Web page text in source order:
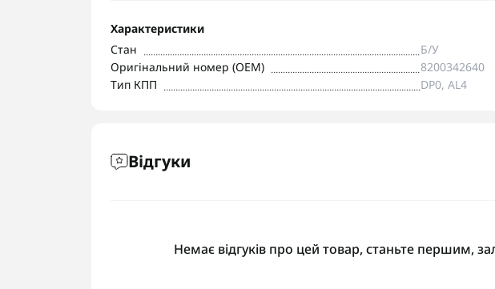
Характеристики
Стан
Б/У
Оригінальний номер (OEM)
8200342640
Тип КПП
DP0, AL4
Відгуки
Немає відгуків про цей товар, станьте першим,